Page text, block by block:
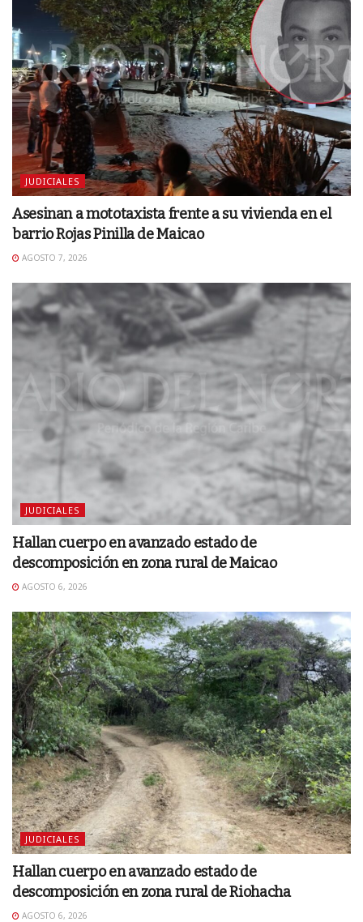
JUDICIALES
Asesinan a mototaxista frente a su vivienda en el
barrio Rojas Pinilla de Maicao
AGOSTO 7, 2026
JUDICIALES
Hallan cuerpo en avanzado estado de
descomposición en zona rural de Maicao
AGOSTO 6, 2026
JUDICIALES
Hallan cuerpo en avanzado estado de
descomposición en zona rural de Riohacha
AGOSTO 6, 2026